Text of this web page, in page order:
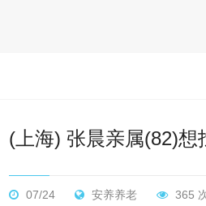
(上海) 张晨亲属(82)想
07/24 安养养老 365